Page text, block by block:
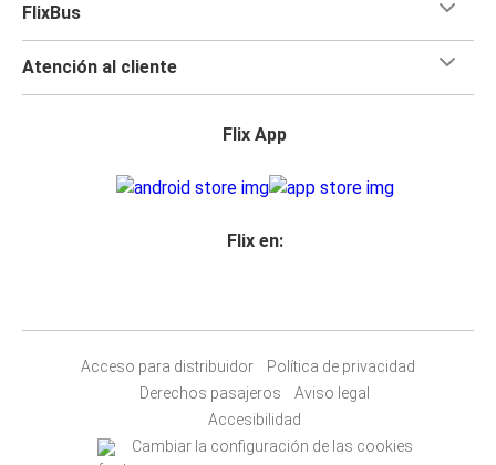
FlixBus
Atención al cliente
Flix App
Flix en:
Acceso para distribuidor
Política de privacidad
Derechos pasajeros
Aviso legal
Accesibilidad
Cambiar la configuración de las cookies